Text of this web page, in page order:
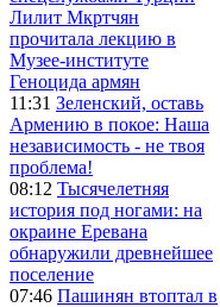
Лилит Мкртчян
прочитала лекцию в
Музее-институте
Геноцида армян
11:31 Зеленский, оставь
Армению в покое: Наша
независимость - не твоя
проблема!
08:12 Тысячелетняя
история под ногами: на
окраине Еревана
обнаружили древнейшее
поселение
07:46 Пашинян втоптал в